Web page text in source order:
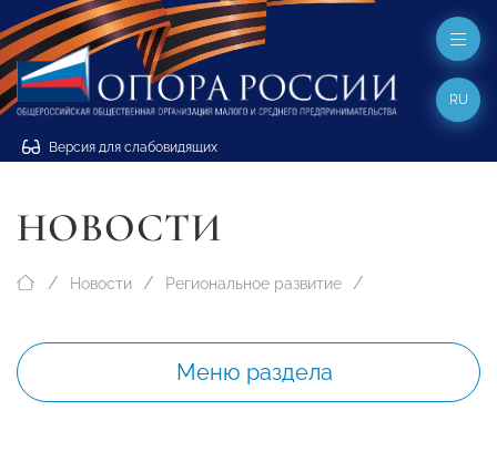
Версия для слабовидящих
RU
НОВОСТИ
Новости Региональное развитие
Меню раздела